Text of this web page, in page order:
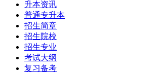
升本资讯
普通专升本
招生简章
招生院校
招生专业
考试大纲
复习备考